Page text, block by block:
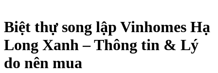
Biệt thự song lập Vinhomes Hạ
Long Xanh – Thông tin & Lý
do nên mua